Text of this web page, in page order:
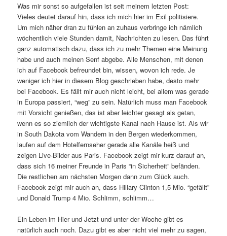
Was mir sonst so aufgefallen ist seit meinem letzten Post:
Vieles deutet darauf hin, dass ich mich hier im Exil politisiere.
Um mich näher dran zu fühlen an zuhaus verbringe ich nämlich
wöchentlich viele Stunden damit, Nachrichten zu lesen. Das führt
ganz automatisch dazu, dass ich zu mehr Themen eine Meinung
habe und auch meinen Senf abgebe. Alle Menschen, mit denen
ich auf Facebook befreundet bin, wissen, wovon ich rede. Je
weniger ich hier in diesem Blog geschrieben habe, desto mehr
bei Facebook. Es fällt mir auch nicht leicht, bei allem was gerade
in Europa passiert, “weg” zu sein. Natürlich muss man Facebook
mit Vorsicht genießen, das ist aber leichter gesagt als getan,
wenn es so ziemlich der wichtigste Kanal nach Hause ist. Als wir
in South Dakota vom Wandern in den Bergen wiederkommen,
laufen auf dem Hotelfernseher gerade alle Kanäle heiß und
zeigen Live-Bilder aus Paris. Facebook zeigt mir kurz darauf an,
dass sich 16 meiner Freunde in Paris “in Sicherheit” befänden.
Die restlichen am nächsten Morgen dann zum Glück auch.
Facebook zeigt mir auch an, dass Hillary Clinton 1,5 Mio. “gefällt”
und Donald Trump 4 Mio. Schlimm, schlimm…
Ein Leben im Hier und Jetzt und unter der Woche gibt es
natürlich auch noch. Dazu gibt es aber nicht viel mehr zu sagen,